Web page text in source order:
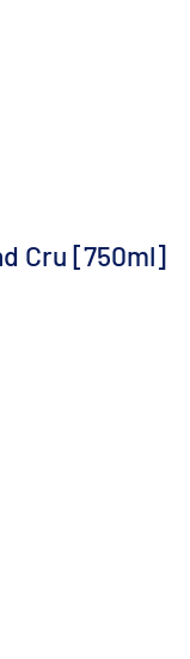
Cru [750ml]